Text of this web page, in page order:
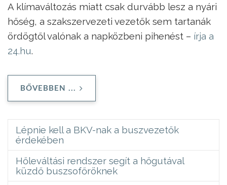
A klímaváltozás miatt csak durvább lesz a nyári
hőség, a szakszervezeti vezetők sem tartanák
ördögtől valónak a napközbeni pihenést – írja a
24.hu.
BŐVEBBEN ...
Lépnie kell a BKV-nak a buszvezetők
érdekében
Hőleváltási rendszer segít a hőgutával
küzdő buszsofőröknek